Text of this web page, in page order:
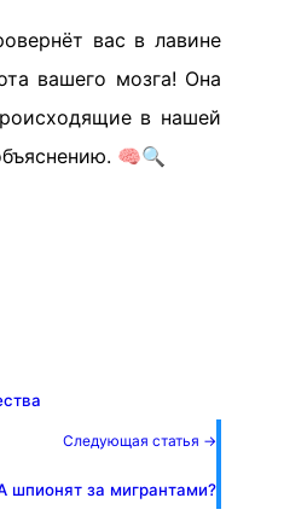
вас в лавине
вашего мозга! Она
в нашей
🧠🔍
Следующая статья →
за мигрантами?